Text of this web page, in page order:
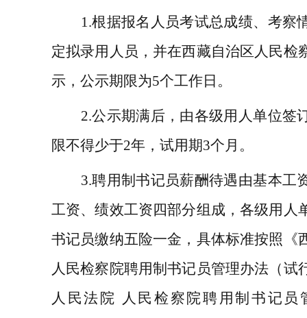
1.根据报名人员考试总成绩、考察
定拟录用人员，并在西藏自治区人民检
示，公示期限为5个工作日。
2.公示期满后，由各级用人单位签
限不得少于2年，试用期3个月。
3.聘用制书记员薪酬待遇由基本工
工资、绩效工资四部分组成，各级用人
书记员缴纳五险一金，具体标准按照
人民检察院聘用制书记员管理办法（试
人民法院
人民检察院聘用制书记员